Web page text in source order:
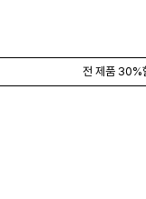
전 제품 30%